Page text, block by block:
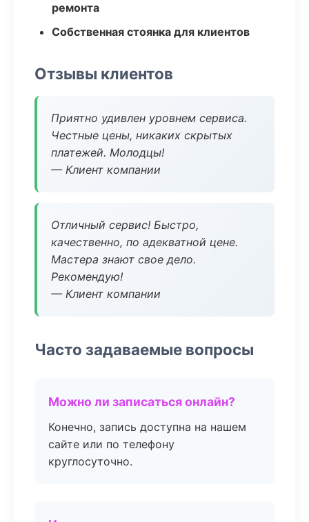
ремонта
Собственная стоянка для клиентов
Отзывы клиентов
Приятно удивлен уровнем сервиса.
Честные цены, никаких скрытых
платежей. Молодцы!
— Клиент компании
Отличный сервис! Быстро,
качественно, по адекватной цене.
Мастера знают свое дело.
Рекомендую!
— Клиент компании
Часто задаваемые вопросы
Можно ли записаться онлайн?
Конечно, запись доступна на нашем
сайте или по телефону
круглосуточно.